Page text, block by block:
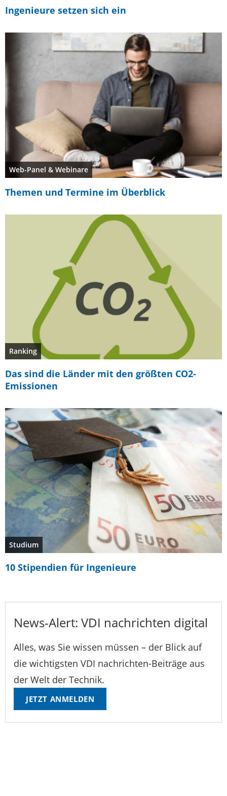
Ingenieure setzen sich ein
Web-Panel & Webinare
Themen und Termine im Überblick
Ranking
Das sind die Länder mit den größten CO2-
Emissionen
Studium
10 Stipendien für Ingenieure
News-Alert: VDI nachrichten digital
Alles, was Sie wissen müssen – der Blick auf
die wichtigsten VDI nachrichten-Beiträge aus
der Welt der Technik.
JETZT ANMELDEN